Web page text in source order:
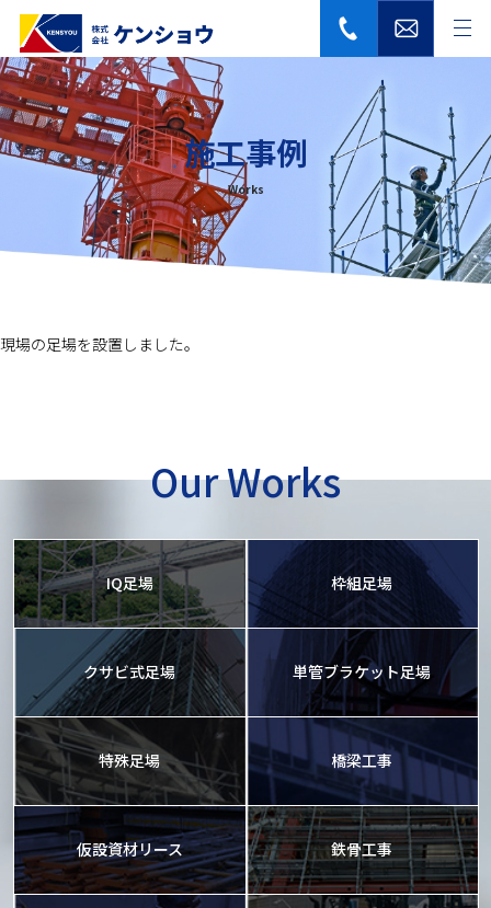
施工事例
Works
現場の足場を設置しました。
Our Works
IQ足場 枠組足場
クサビ式足場 単管ブラケット足場
特殊足場 橋梁工事
仮設資材リース 鉄骨工事